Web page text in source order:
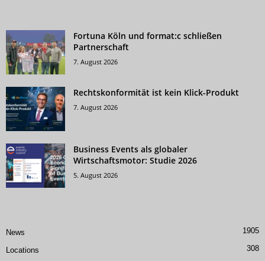
Fortuna Köln und format:c schließen
Partnerschaft
7. August 2026
Rechtskonformität ist kein Klick-Produkt
7. August 2026
Business Events als globaler
Wirtschaftsmotor: Studie 2026
5. August 2026
News 1905
Locations 308